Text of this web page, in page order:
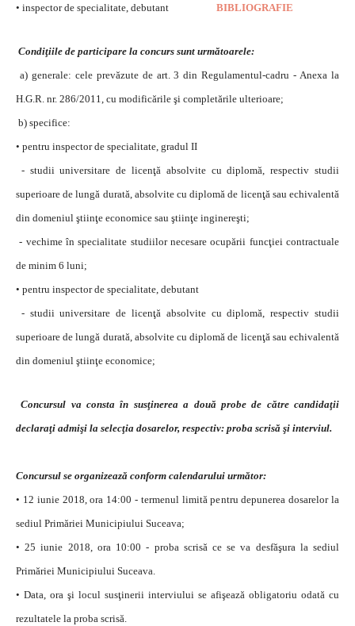
• inspector de specialitate, debutant BIBLIOGRAFIE
Condiţiile de participare la concurs sunt următoarele:
a) generale: cele prevăzute de art. 3 din Regulamentul-cadru - Anexa la
H.G.R. nr. 286/2011, cu modificările şi completările ulterioare;
b) specifice:
• pentru inspector de specialitate, gradul II
- studii universitare de licenţă absolvite cu diplomă, respectiv studii
superioare de lungă durată, absolvite cu diplomă de licenţă sau echivalentă
din domeniul ştiinţe economice sau ştiinţe inginereşti;
- vechime în specialitate studiilor necesare ocupării funcţiei contractuale
de minim 6 luni;
• pentru inspector de specialitate, debutant
- studii universitare de licenţă absolvite cu diplomă, respectiv studii
superioare de lungă durată, absolvite cu diplomă de licenţă sau echivalentă
din domeniul ştiinţe economice;
Concursul va consta în susţinerea a două probe de către candidaţii
declaraţi admişi la selecţia dosarelor, respectiv: proba scrisă şi interviul.
Concursul se organizează conform calendarului următor:
• 12 iunie 2018, ora 14:00 - termenul limită pentru depunerea dosarelor la
sediul Primăriei Municipiului Suceava;
• 25 iunie 2018, ora 10:00 - proba scrisă ce se va desfăşura la sediul
Primăriei Municipiului Suceava.
• Data, ora şi locul susţinerii interviului se afişează obligatoriu odată cu
rezultatele la proba scrisă.